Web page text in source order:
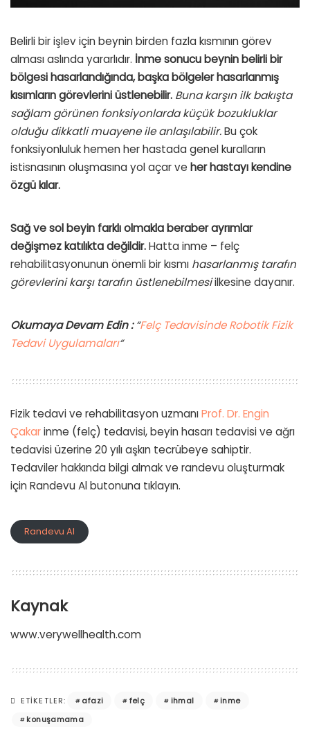
Belirli bir işlev için beynin birden fazla kısmının görev
alması aslında yararlıdır. İnme sonucu beynin belirli bir
bölgesi hasarlandığında, başka bölgeler hasarlanmış
kısımların görevlerini üstlenebilir. Buna karşın ilk bakışta
sağlam görünen fonksiyonlarda küçük bozukluklar
olduğu dikkatli muayene ile anlaşılabilir.Bu çok
fonksiyonluluk hemen her hastada genel kuralların
istisnasının oluşmasına yol açar ve her hastayı kendine
özgü kılar.
Sağ ve sol beyin farklı olmakla beraber ayrımlar
değişmez katılıkta değildir.Hatta inme – felç
rehabilitasyonunun önemli bir kısmı hasarlanmış tarafın
görevlerini karşı tarafın üstlenebilmesiilkesine dayanır.
Okumaya Devam Edin :“Felç Tedavisinde Robotik Fizik
Tedavi Uygulamaları“
Fizik tedavi ve rehabilitasyon uzmanıProf. Dr. Engin
Çakarinme (felç) tedavisi, beyin hasarı tedavisi ve ağrı
tedavisi üzerine 20 yılı aşkın tecrübeye sahiptir.
Tedaviler hakkında bilgi almak ve randevu oluşturmak
için Randevu Al butonuna tıklayın.
Randevu Al
Kaynak
www.verywellhealth.com
ETIKETLER: afazi felç ihmal
inme
konuşamama